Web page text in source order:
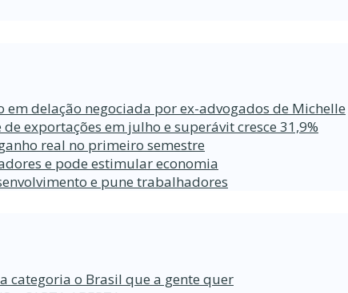
delação negociada por ex-advogados de Michelle
exportações em julho e superávit cresce 31,9%
real no primeiro semestre
e pode estimular economia
e pune trabalhadores
categoria o Brasil que a gente quer